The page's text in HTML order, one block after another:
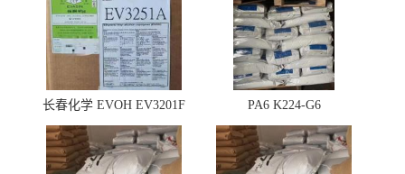
长春化学 EVOH EV3201F PA6 K224-G6